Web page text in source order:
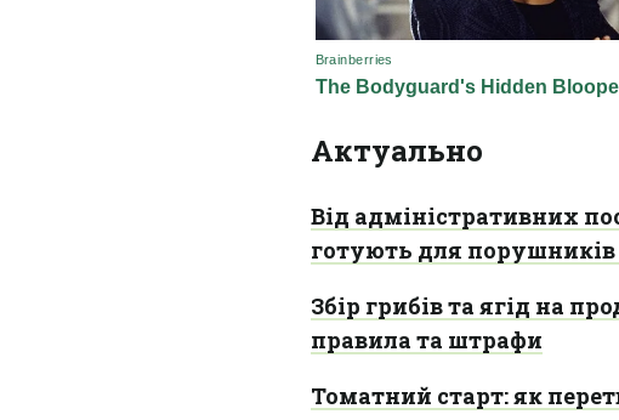
Актуально
Від адміністративних
готують для порушників
Збір грибів та ягід на
правила та штрафи
Томатний старт: як